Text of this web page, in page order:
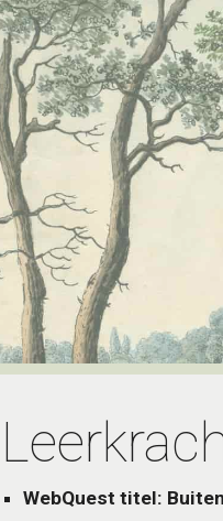
Skip to
WebQuest titel: